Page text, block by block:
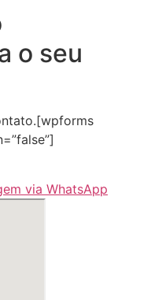
o seu
via WhatsApp